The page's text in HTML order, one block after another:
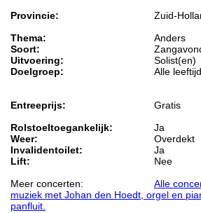
Provincie:
Zuid-
Thema:
Anders
Soort:
Uitvoering:
Solist(en)
Doelgroep:
Alle
Entreeprijs:
Gratis
Rolstoeltoegankelijk:
Ja
Weer:
Overdekt
Invalidentoilet:
Ja
Lift:
Nee
Meer concerten:
Alle
muziek met Johan den Hoedt, orgel en
panfluit.